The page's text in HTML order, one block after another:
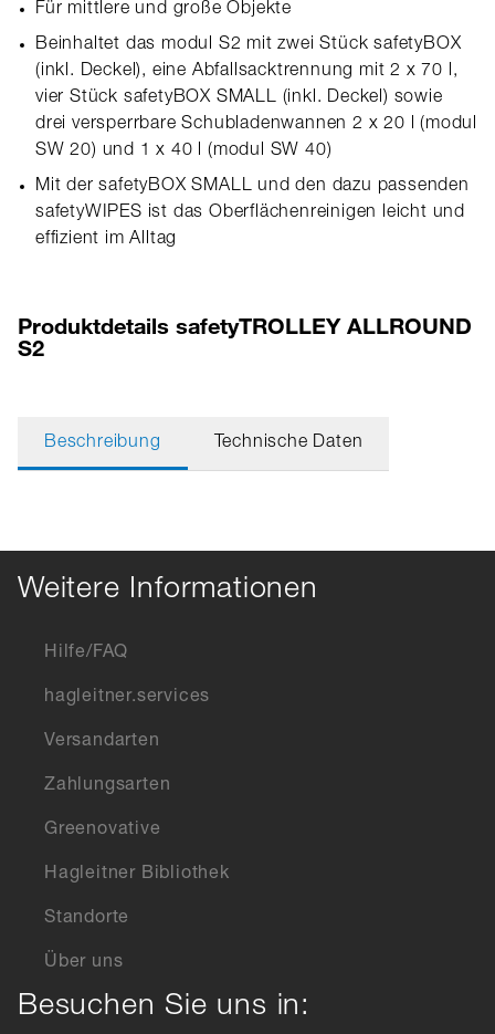
Für mittlere und große Objekte
Beinhaltet das modul S2 mit zwei Stück safetyBOX
(inkl. Deckel), eine Abfallsacktrennung mit 2 x 70 l,
vier Stück safetyBOX SMALL (inkl. Deckel) sowie
drei versperrbare Schubladenwannen 2 x 20 l (modul
SW 20) und 1 x 40 l (modul SW 40)
Mit der safetyBOX SMALL und den dazu passenden
safetyWIPES ist das Oberflächenreinigen leicht und
effizient im Alltag
Produktdetails safetyTROLLEY ALLROUND
S2
Beschreibung Technische Daten
Weitere Informationen
Hilfe/FAQ
hagleitner.services
Versandarten
Zahlungsarten
Greenovative
Hagleitner Bibliothek
Standorte
Über uns
Besuchen Sie uns in: